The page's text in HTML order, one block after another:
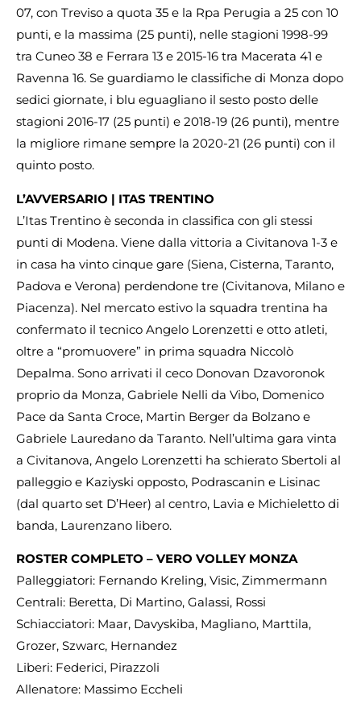
07, con Treviso a quota 35 e la Rpa Perugia a 25 con 10
punti, e la massima (25 punti), nelle stagioni 1998-99
tra Cuneo 38 e Ferrara 13 e 2015-16 tra Macerata 41 e
Ravenna 16. Se guardiamo le classifiche di Monza dopo
sedici giornate, i blu eguagliano il sesto posto delle
stagioni 2016-17 (25 punti) e 2018-19 (26 punti), mentre
la migliore rimane sempre la 2020-21 (26 punti) con il
quinto posto.
L’AVVERSARIO | ITAS TRENTINO
L’Itas Trentino è seconda in classifica con gli stessi
punti di Modena. Viene dalla vittoria a Civitanova 1-3 e
in casa ha vinto cinque gare (Siena, Cisterna, Taranto,
Padova e Verona) perdendone tre (Civitanova, Milano e
Piacenza). Nel mercato estivo la squadra trentina ha
confermato il tecnico Angelo Lorenzetti e otto atleti,
oltre a “promuovere” in prima squadra Niccolò
Depalma. Sono arrivati il ceco Donovan Dzavoronok
proprio da Monza, Gabriele Nelli da Vibo, Domenico
Pace da Santa Croce, Martin Berger da Bolzano e
Gabriele Lauredano da Taranto. Nell’ultima gara vinta
a Civitanova, Angelo Lorenzetti ha schierato Sbertoli al
palleggio e Kaziyski opposto, Podrascanin e Lisinac
(dal quarto set D’Heer) al centro, Lavia e Michieletto di
banda, Laurenzano libero.
ROSTER COMPLETO – VERO VOLLEY MONZA
Palleggiatori: Fernando Kreling, Visic, Zimmermann
Centrali: Beretta, Di Martino, Galassi, Rossi
Schiacciatori: Maar, Davyskiba, Magliano, Marttila,
Grozer, Szwarc, Hernandez
Liberi: Federici, Pirazzoli
Allenatore: Massimo Eccheli